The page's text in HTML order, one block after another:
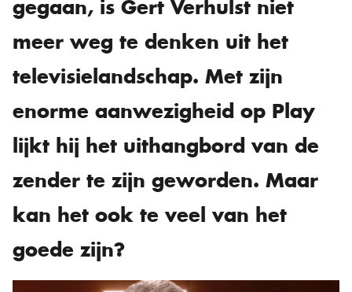
gegaan, is Gert Verhulst niet
meer weg te denken uit het
televisielandschap. Met zijn
enorme aanwezigheid op Play
lijkt hij het uithangbord van de
zender te zijn geworden. Maar
kan het ook te veel van het
goede zijn?